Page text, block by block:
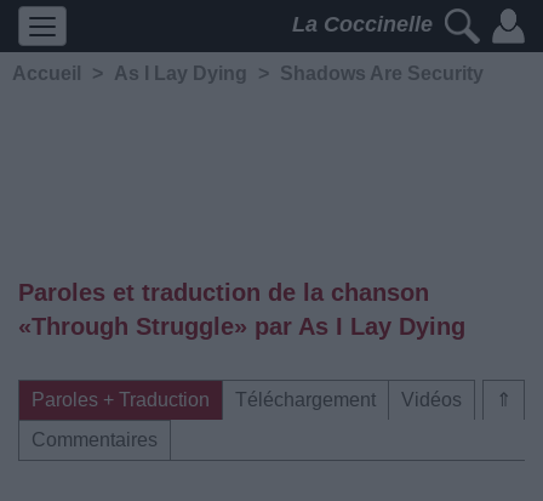
La Coccinelle
Accueil > As I Lay Dying > Shadows Are Security
Paroles et traduction de la chanson
«Through Struggle» par As I Lay Dying
⇑
Paroles + Traduction Téléchargement
Vidéos
Commentaires